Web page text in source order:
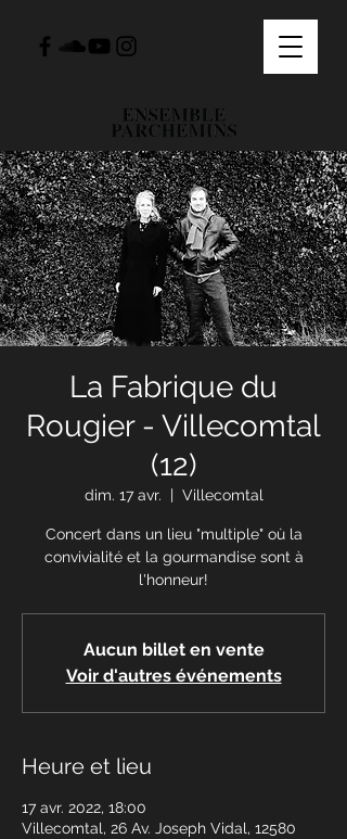
La Fabrique du
Rougier - Villecomtal
(12)
dim. 17 avr.
  |
Villecomtal
Concert dans un lieu "multiple" où la
convivialité et la gourmandise sont à
l'honneur!
Aucun billet en vente
Voir d'autres événements
Heure et lieu
17 avr. 2022, 18:00
Villecomtal, 26 Av. Joseph Vidal, 12580